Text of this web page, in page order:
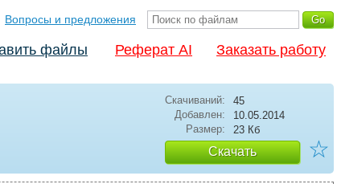
Вопросы и предложения
файлы Реферат AI Заказать работу
Скачиваний:
45
Добавлен:
10.05.2014
Размер:
23 Кб
Скачать ☆